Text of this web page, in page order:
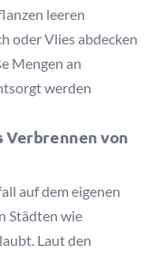
leeren
oder Vlies abdecken
Mengen an
werden
Verbrennen von
auf dem eigenen
Städten wie
Laut den